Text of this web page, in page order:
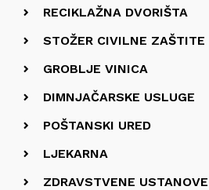
RECIKLAŽNA DVORIŠTA
STOŽER CIVILNE ZAŠTITE
GROBLJE VINICA
DIMNJAČARSKE USLUGE
POŠTANSKI URED
LJEKARNA
ZDRAVSTVENE USTANOVE